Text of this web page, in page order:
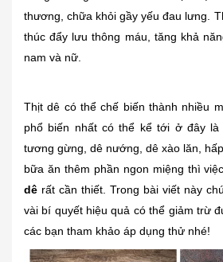
thương, chữa khỏi gầy yếu đau lưng.
thúc đẩy lưu thông máu, tăng khả
nam và nữ.
Thịt dê có thể chế biến thành nhiều
phổ biến nhất có thể kể tới ở đây là
tương gừng, dê nướng, dê xào lăn,
bữa ăn thêm phần ngon miệng thì việc
dê rất cần thiết. Trong bài viết này
vài bí quyết hiệu quả có thể giảm trừ
các bạn tham khảo áp dụng thử nhé!